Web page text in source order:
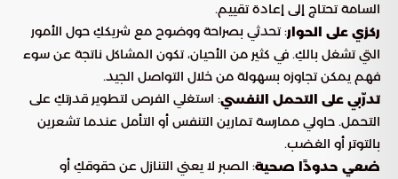
السامة تحتاج إلى إعادة تقييم.
ركزي على الحوار: تحدثي بصراحة ووضوح مع شريككِ حول الأمور
التي تشغل بالكِ. في كثير من الأحيان، تكون المشاكل ناتجة عن سوء
فهم يمكن تجاوزه بسهولة من خلال التواصل الجيد.
تدرّبي على التحمل النفسي: استغلي الفرص لتطوير قدرتكِ على
التحمل. حاولي ممارسة تمارين التنفس أو التأمل عندما تشعرين
بالتوتر أو الغضب.
ضعي حدودًا صحية: الصبر لا يعني التنازل عن حقوقكِ أو